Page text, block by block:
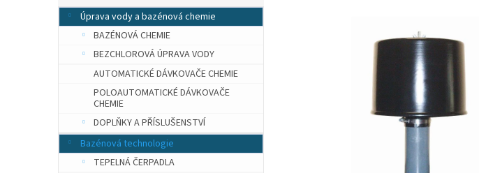
r
a
e
Úprava vody a bazénová chemie
BAZÉNOVÁ CHEMIE
BEZCHLOROVÁ ÚPRAVA VODY
AUTOMATICKÉ DÁVKOVAČE CHEMIE
POLOAUTOMATICKÉ DÁVKOVAČE
CHEMIE
DOPLŇKY A PŘÍSLUŠENSTVÍ
Bazénová technologie
TEPELNÁ ČERPADLA